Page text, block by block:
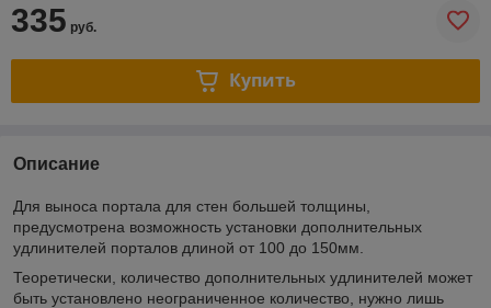
335 руб.
Купить
Описание
Для выноса портала для стен большей толщины,
предусмотрена возможность установки дополнительных
удлинителей порталов длиной от 100 до 150мм.
Теоретически, количество дополнительных удлинителей может
быть установлено неограниченное количество, нужно лишь